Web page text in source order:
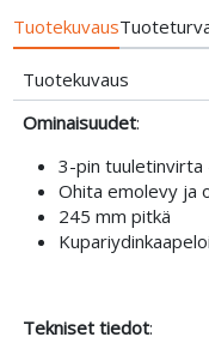
Tuotekuvaus
Tuotekuvaus
Ominaisuudet:
3-pin tuuletinvirta
Ohita emolevy ja
245 mm pitkä
Tekniset tiedot: